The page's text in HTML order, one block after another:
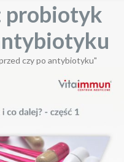
probiotyk
czy po antybiotyku"